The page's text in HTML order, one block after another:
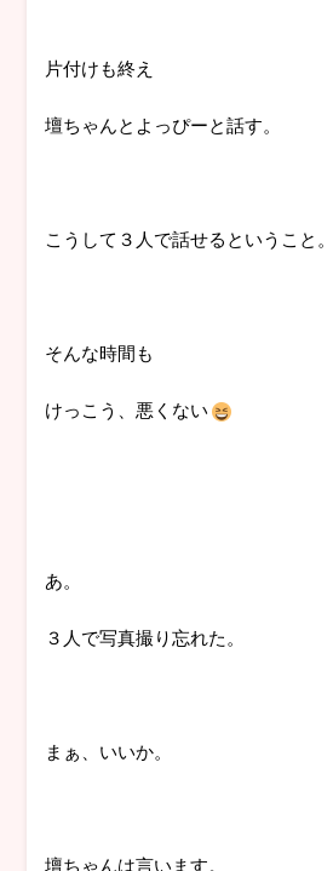
片付けも終え
壇ちゃんとよっぴーと話す。
こうして３人で話せるということ。
そんな時間も
けっこう、悪くない
あ。
３人で写真撮り忘れた。
まぁ、いいか。
壇ちゃんは言います。